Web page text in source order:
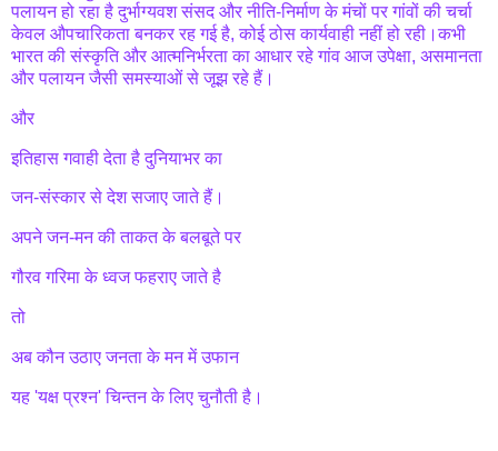
पलायन हो रहा है दुर्भाग्यवश संसद और नीति-निर्माण के मंचों पर गांवों की चर्चा
केवल औपचारिकता बनकर रह गई है, कोई ठोस कार्यवाही नहीं हो रही।कभी
भारत की संस्कृति और आत्मनिर्भरता का आधार रहे गांव आज उपेक्षा, असमानता
और पलायन जैसी समस्याओं से जूझ रहे हैं।
और
इतिहास गवाही देता है दुनियाभर का
जन-संस्कार से देश सजाए जाते हैं।
अपने जन-मन की ताकत के बलबूते पर
गौरव गरिमा के ध्वज फहराए जाते है
तो
अब कौन उठाए जनता के मन में उफान
यह 'यक्ष प्रश्न' चिन्तन के लिए चुनौती है।